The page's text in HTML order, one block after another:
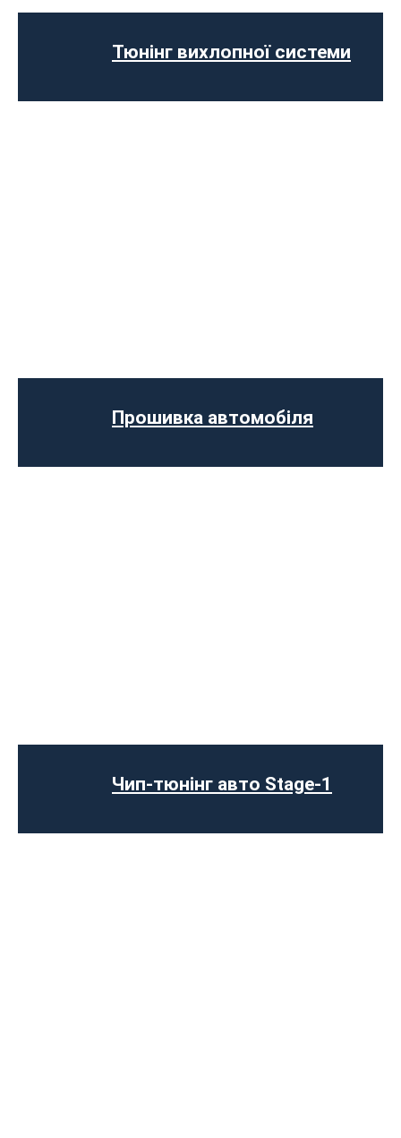
Тюнінг вихлопної системи
Відключення AdBlue
Прошивка автомобіля
заслінок
Програмне відключення датчика NOX
Комп’ютерна діагностика авто
Чип-тюнінг авто Stage-1